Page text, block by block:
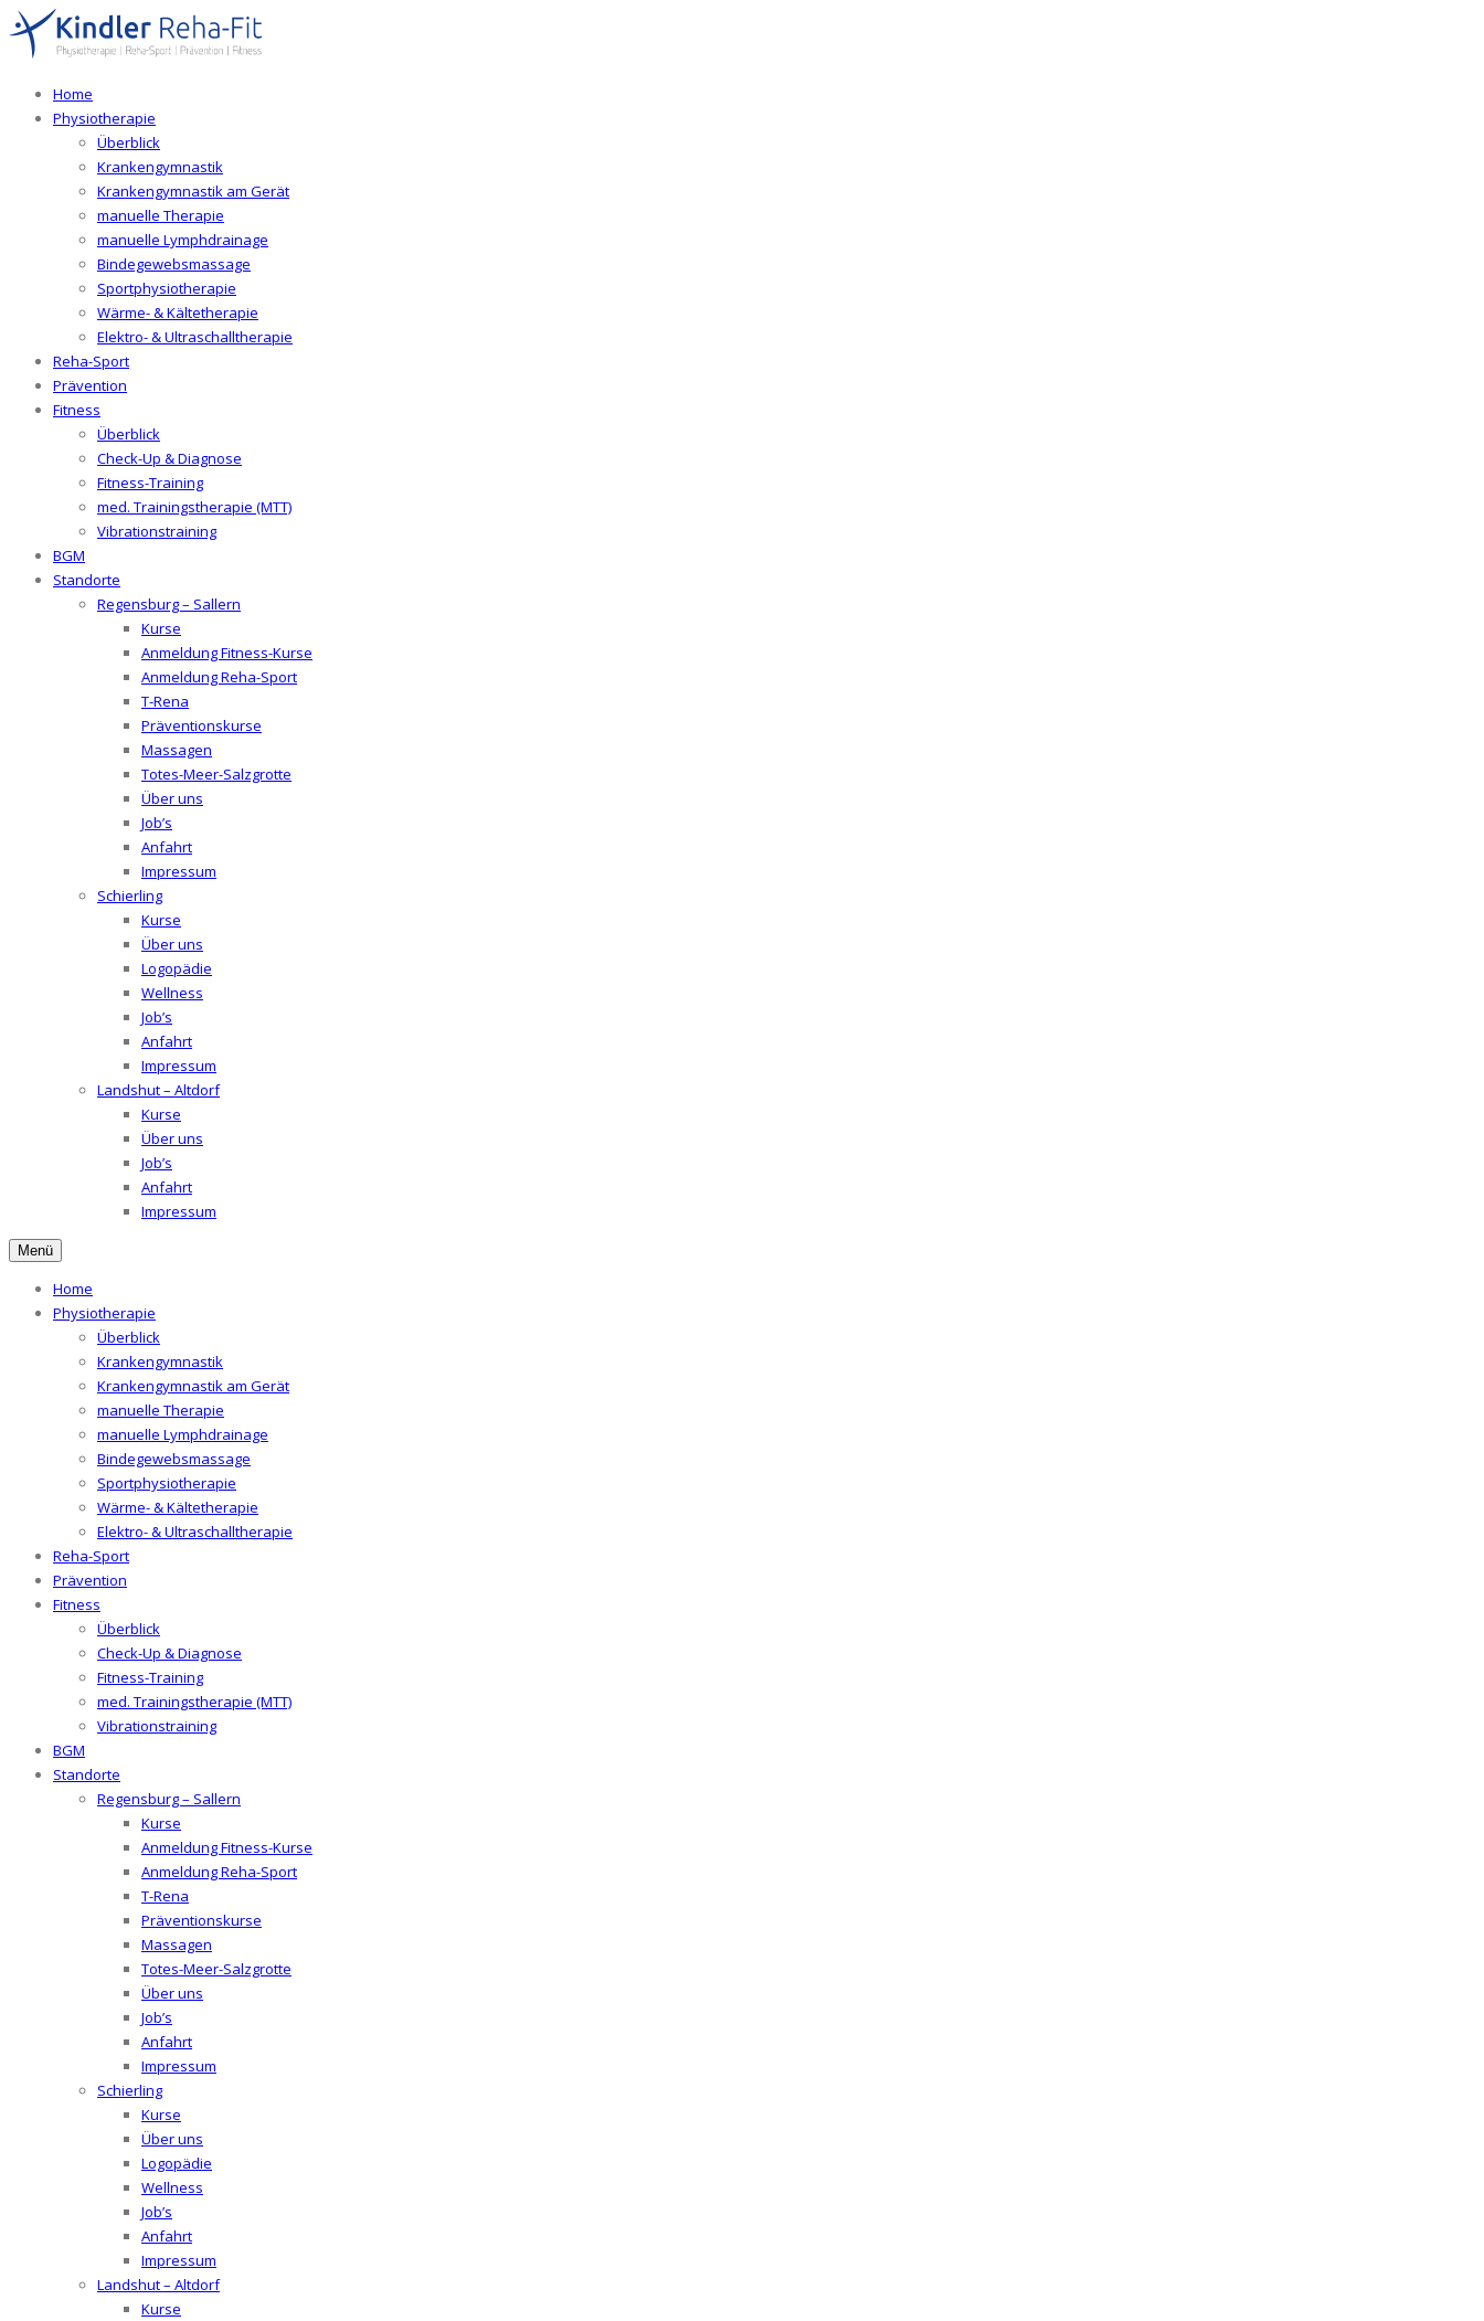
Home
Physiotherapie
Überblick
Krankengymnastik
Krankengymnastik am Gerät
manuelle Therapie
manuelle Lymphdrainage
Bindegewebsmassage
Sportphysiotherapie
Wärme- & Kältetherapie
Elektro- & Ultraschalltherapie
Reha-Sport
Prävention
Fitness
Überblick
Check-Up & Diagnose
Fitness-Training
med. Trainingstherapie (MTT)
Vibrationstraining
BGM
Standorte
Regensburg – Sallern
Kurse
Anmeldung Fitness-Kurse
Anmeldung Reha-Sport
T-Rena
Präventionskurse
Massagen
Totes-Meer-Salzgrotte
Über uns
Job’s
Anfahrt
Impressum
Schierling
Kurse
Über uns
Logopädie
Wellness
Job’s
Anfahrt
Impressum
Landshut – Altdorf
Kurse
Über uns
Job’s
Anfahrt
Impressum
Menü
Home
Physiotherapie
Überblick
Krankengymnastik
Krankengymnastik am Gerät
manuelle Therapie
manuelle Lymphdrainage
Bindegewebsmassage
Sportphysiotherapie
Wärme- & Kältetherapie
Elektro- & Ultraschalltherapie
Reha-Sport
Prävention
Fitness
Überblick
Check-Up & Diagnose
Fitness-Training
med. Trainingstherapie (MTT)
Vibrationstraining
BGM
Standorte
Regensburg – Sallern
Kurse
Anmeldung Fitness-Kurse
Anmeldung Reha-Sport
T-Rena
Präventionskurse
Massagen
Totes-Meer-Salzgrotte
Über uns
Job’s
Anfahrt
Impressum
Schierling
Kurse
Über uns
Logopädie
Wellness
Job’s
Anfahrt
Impressum
Landshut – Altdorf
Kurse